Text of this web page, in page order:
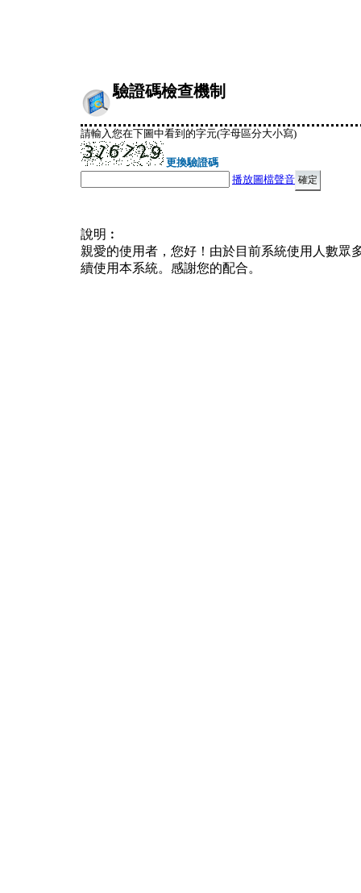
驗證碼檢查機制
請輸入您在下圖中看到的字元(字母區分大小寫)
更換驗證碼
播放圖檔聲音
說明︰
親愛的使用者，您好！由於目前系統使用人數眾
續使用本系統。感謝您的配合。